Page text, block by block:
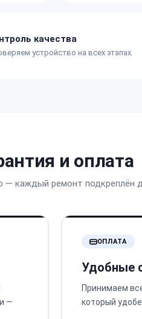
качества
устройство на всех этапах.
и оплата
— каждый ремонт подкреплён
—
ОПЛАТА
Удобные
Принимаем
который